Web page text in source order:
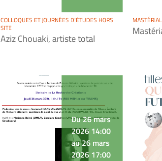
COLLOQUES ET JOURNÉES D'ÉTUDES HORS
SITE
Aziz Chouaki, artiste total
Du 26 mars
2026 14:00
au 26 mars
2026 17:00